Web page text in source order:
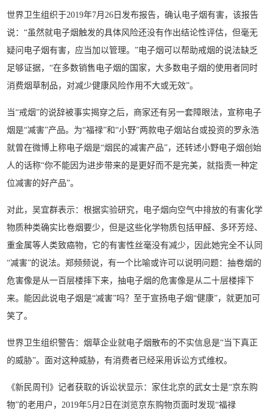
世界卫生组织于2019年7月26日发布报告，确认电子烟有害，该报告
说：“虽然就电子烟触发的具体风险还没有作出结论性评估，但毫无
疑问电子烟有害，应当加以管理。”电子烟可以帮助戒烟的说法缺乏
足够证据，“在多数销售电子烟的国家，大多数电子烟的使用者同时
消费烟草制品，对减少健康风险作用不大或无效”。
当“戒烟”的说辞被事实揭穿之后，商家还有另一套障眼法，宣称电子
烟是“减害”产品。为“福禄”和“小野”两款电子烟站台或投资的罗永浩
就曾在微博上称电子烟是“烟民的减害产品”，还转述小野电子烟创始
人的话称“你不能因为进步带来的是更好而不是完美，就指责一种定
位减害的好产品”。
对此，吴宜群表示：根据实验研究，电子烟向空气中排放的有害化学
物质种类确实比卷烟要少，但是这些化学物质包括甲醛、多环芳烃、
重金属等人类致癌物，它的有害性丝毫没有减少，因此她完全不认同
“减害”的说法。郑频频说，有一个比喻或许可以说明问题：抽卷烟的
危害像是从一百层楼摔下来，抽电子烟的危害像是从二十层楼摔下
来。能因此说电子烟是“减害”吗？至于宣扬电子烟“健康”，就更加可
笑了。
世界卫生组织警告：烟草企业就电子烟散布的不实信息是“当下真正
的威胁”。面对这种威胁，有消费者已经采用诉讼方式维权。
《新民周刊》记者获取的诉讼状显示：家住北京的武女士是“京东购
物”的老用户，2019年5月2日在浏览京东购物页面时发现“福禄